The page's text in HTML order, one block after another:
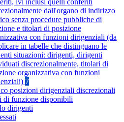
ivi inclusi quelli conferiti
dall'organo di indirizzo
senza procedure pubbliche di
e titolari di posizione
con funzioni dirigenziali (da
in tabelle che distinguano le
situazioni: dirigenti, dirigenti
discrezionalmente, titolari di
organizzativa con funzioni
7
posizioni dirigenziali discrezionali
di funzione disponibili
dirigenti